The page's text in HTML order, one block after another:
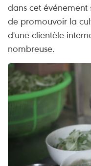
dans cet
de promouvoir la
d'une clientèle
nombreuse.